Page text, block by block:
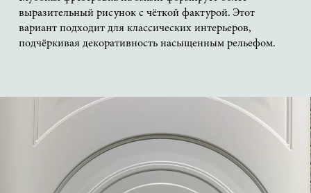
выразительный рисунок с чёткой фактурой. Этот
вариант подходит для классических интерьеров,
подчёркивая декоративность насыщенным рельефом.